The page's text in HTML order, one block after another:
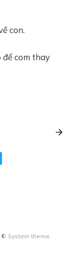
con.
để com thay
System theme